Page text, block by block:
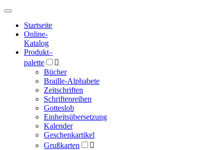
Hauptmenü
Hauptmenü
Startseite
Online-
Katalog
Produkt–
palette

Bücher
Braille-Alphabete
Zeitschriften
Schriftenreihen
Gotteslob
Einheitsübersetzung
Kalender
Geschenkartikel
Grußkarten
